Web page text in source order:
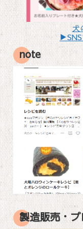
犬
▶SNS
note
製造販売・